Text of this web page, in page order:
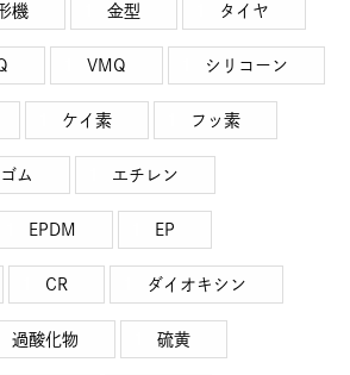
機 金型 タイヤ
VMQ シリコーン
ケイ素 フッ素
ム エチレン
EPDM EP
CR ダイオキシン
過酸化物 硫黄